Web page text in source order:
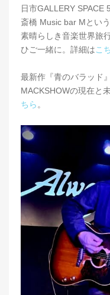
日市GALLERY SPACE
斎橋 Music bar Mとい
素晴らしき音楽世界旅
ひご一緒に。詳細はこ
最新作『青のバラッド
MACKSHOWの現在と
ちら 。